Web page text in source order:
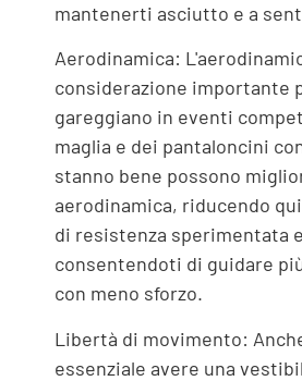
mantenerti asciutto e a
Aerodinamica:
considerazione importante
gareggiano in eventi
maglia e dei pantaloncini
stanno bene possono
aerodinamica, riducendo
di resistenza sperimentata e
consentendoti di guidare
con meno sforzo.
Libertà di movimento:
essenziale avere una